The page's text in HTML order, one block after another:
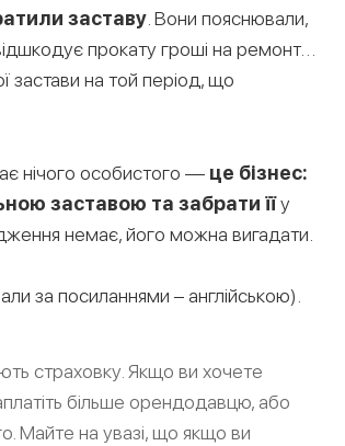
заставу . Вони пояснювали,
прокату гроші на ремонт…
на той період, що
нічого особистого — це бізнес:
заставою та забрати їїу
немає, його можна вигадати.
за посиланнями – англійською).
страховку. Якщо ви хочете
більше орендодавцю, або
Майте на увазі, що якщо ви